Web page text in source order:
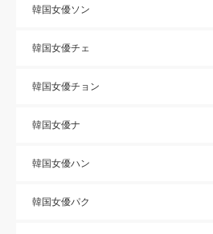
韓国女優ソン
韓国女優チェ
韓国女優チョン
韓国女優ナ
韓国女優ハン
韓国女優パク